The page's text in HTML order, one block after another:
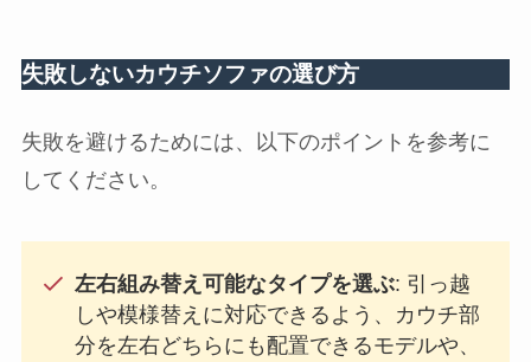
失敗しないカウチソファの選び方
失敗を避けるためには、以下のポイントを参考に
してください。
左右組み替え可能なタイプを選ぶ: 引っ越
しや模様替えに対応できるよう、カウチ部
分を左右どちらにも配置できるモデルや、